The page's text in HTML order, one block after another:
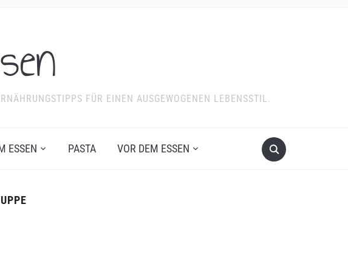
FÜR EINEN AUSGEWOGENEN LEBENSSTIL.
ESSEN PASTA VOR DEM ESSEN